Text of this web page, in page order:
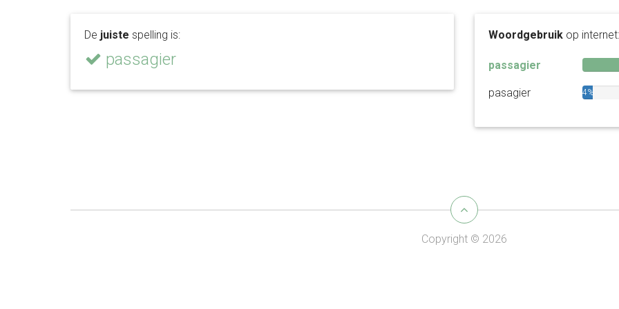
De juiste spelling is:
passagier
Woordgebruik op internet:
passagier
pasagier 4%
Copyright © 2026